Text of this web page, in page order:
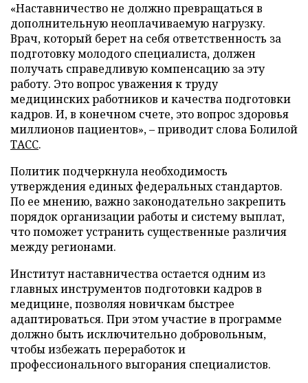
«Наставничество не должно превращаться в
дополнительную неоплачиваемую нагрузку.
Врач, который берет на себя ответственность за
подготовку молодого специалиста, должен
получать справедливую компенсацию за эту
работу. Это вопрос уважения к труду
медицинских работников и качества подготовки
кадров. И, в конечном счете, это вопрос здоровья
миллионов пациентов», – приводит слова Болилой
ТАСС.
Политик подчеркнула необходимость
утверждения единых федеральных стандартов.
По ее мнению, важно законодательно закрепить
порядок организации работы и систему выплат,
что поможет устранить существенные различия
между регионами.
Институт наставничества остается одним из
главных инструментов подготовки кадров в
медицине, позволяя новичкам быстрее
адаптироваться. При этом участие в программе
должно быть исключительно добровольным,
чтобы избежать переработок и
профессионального выгорания специалистов.